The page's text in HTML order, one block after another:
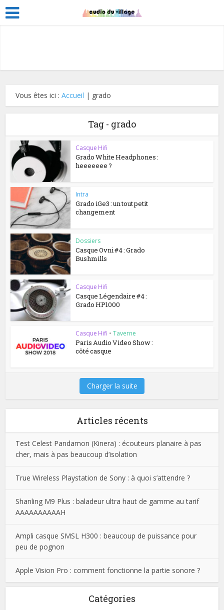
Vous êtes ici :Accueil | grado
Tag - grado
Casque Hifi
Grado White Headphones :
heeeeeee ?
Intra
Grado iGe3 : un tout petit
changement
Dossiers
Casque Ovni #4 : Grado
Bushmills
Casque Hifi
Casque Légendaire #4 :
Grado HP1000
Casque Hifi • Taverne
Paris Audio Video Show :
côté casque
Charger la suite
Articles récents
Test Celest Pandamon (Kinera) : écouteurs planaire à pas
cher, mais à pas beaucoup d’isolation
True Wireless Playstation de Sony : à quoi s’attendre ?
Shanling M9 Plus : baladeur ultra haut de gamme au tarif
AAAAAAAAAAH
Ampli casque SMSL H300 : beaucoup de puissance pour
peu de pognon
Apple Vision Pro : comment fonctionne la partie sonore ?
Catégories